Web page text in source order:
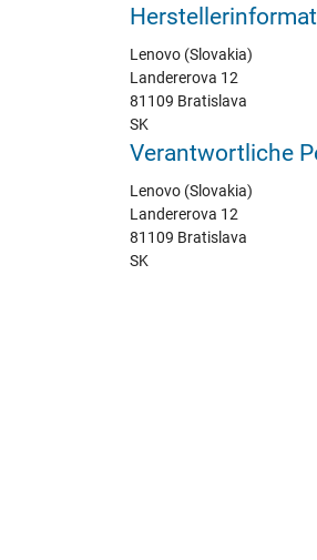
Lenovo (Slovakia)
Landererova 12
81109 Bratislava
SK
Verantwortliche
Lenovo (Slovakia)
Landererova 12
81109 Bratislava
SK